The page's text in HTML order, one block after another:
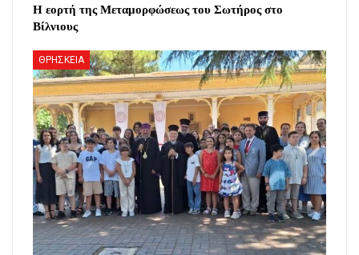
Η εορτή της Μεταμορφώσεως του Σωτήρος στο
Βίλνιους
ΘΡΗΣΚΕΙΑ